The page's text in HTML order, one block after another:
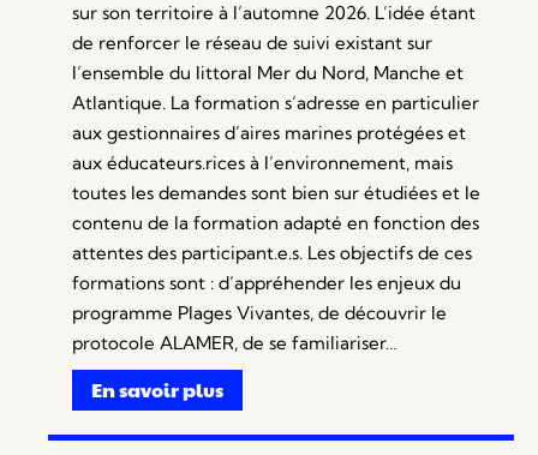
sur son territoire à l’automne 2026. L’idée étant
de renforcer le réseau de suivi existant sur
l’ensemble du littoral Mer du Nord, Manche et
Atlantique. La formation s’adresse en particulier
aux gestionnaires d’aires marines protégées et
aux éducateurs.rices à l’environnement, mais
toutes les demandes sont bien sur étudiées et le
contenu de la formation adapté en fonction des
attentes des participant.e.s. Les objectifs de ces
formations sont : d’appréhender les enjeux du
programme Plages Vivantes, de découvrir le
protocole ALAMER, de se familiariser…
En savoir plus